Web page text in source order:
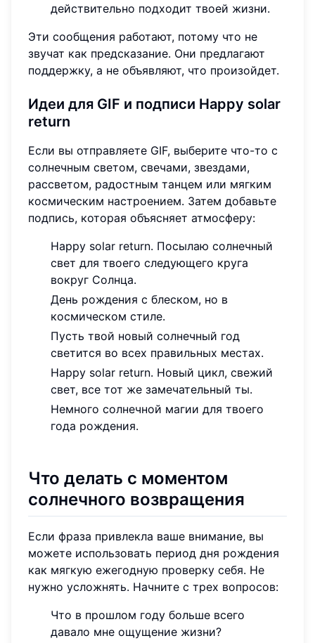
действительно подходит твоей жизни.
Эти сообщения работают, потому что не
звучат как предсказание. Они предлагают
поддержку, а не объявляют, что произойдет.
Идеи для GIF и подписи Happy solar
return
Если вы отправляете GIF, выберите что-то с
солнечным светом, свечами, звездами,
рассветом, радостным танцем или мягким
космическим настроением. Затем добавьте
подпись, которая объясняет атмосферу:
Happy solar return. Посылаю солнечный
свет для твоего следующего круга
вокруг Солнца.
День рождения с блеском, но в
космическом стиле.
Пусть твой новый солнечный год
светится во всех правильных местах.
Happy solar return. Новый цикл, свежий
свет, все тот же замечательный ты.
Немного солнечной магии для твоего
года рождения.
Что делать с моментом
солнечного возвращения
Если фраза привлекла ваше внимание, вы
можете использовать период дня рождения
как мягкую ежегодную проверку себя. Не
нужно усложнять. Начните с трех вопросов:
Что в прошлом году больше всего
давало мне ощущение жизни?